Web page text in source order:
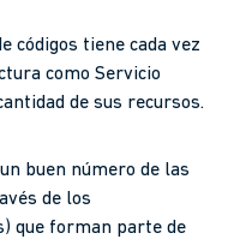
códigos tiene cada vez
como Servicio
de sus recursos.
buen número de las
de los
que forman parte de